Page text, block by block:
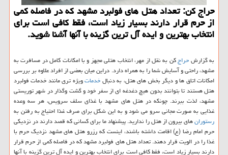
حراج کن: تعداد هتل های فولبرد مشهد که در فاصله کمی
از حرم قرار دارند بسیار زیاد است، فقط کافی است برای
انتخاب بهترین و ایده آل ترین گزینه با آنها آشنا شوید.
به گزارشحراجکن به نقل از مهر، انتخاب هتلی مجهز و با امکانات کامل در مسافرت به
مشهد، راحتی و آسایش شما را به همراه دارد. دراین میان بعضی از افراد علاوه بر بررسی
امکانات اتاق ها و دیگر بخش های هتل، به دنبالخدماتویژه تری مانند خدمات فولبرد
هتل هستند تا بتوانند بدون هیچ دغدغه ای از سفر خود و گشت وگذار در شهر توریستی
مشهد، لذت ببرند. چونکه در هتل های مشهد با غذای سلف سرویس، هر سه وعده
غذایی به صورت مجانی سرو می شود و به این شکل برای صرف غذا احتیاج به رفتن به
رستورانهای بیرون از هتل را ندارید. پیشنهاد ما برای کسانی که قصد دارند در نزدیکی
حرم امام رضا (ع) اقامت داشته باشند، اینست که رزرو هتل های مشهد نزدیک حرم با
غذا را در الویت قرار دهند. تعداد هتل های فولبرد مشهد که در فاصله کمی از حرم قرار
دارند بسیار زیاد است، فقط کافی است برای انتخاب بهترین و ایده آل ترین گزینه با آنها